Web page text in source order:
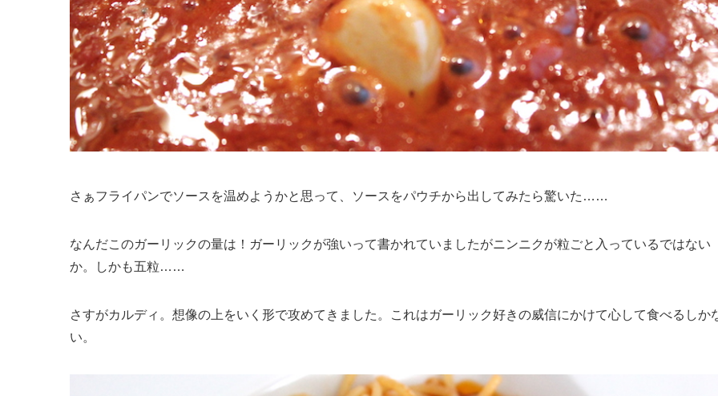
さぁフライパンでソースを温めようかと思って、ソースをパウチから出してみたら驚いた……
なんだこのガーリックの量は！ガーリックが強いって書かれていましたがニンニクが粒ごと入っているではない
か。しかも五粒……
さすがカルディ。想像の上をいく形で攻めてきました。これはガーリック好きの威信にかけて心して食べるしか
い。